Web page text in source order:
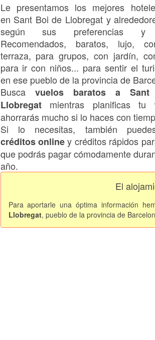
Le presentamos los mejores
en Sant Boi de Llobregat y
según sus preferencias y
Recomendados, baratos, lujo,
terraza, para grupos, con jardín,
para ir con niños... para sentir el
en ese pueblo de la provincia de
Busca vuelos baratos a
Llobregatmientras planificas tu
ahorrarás mucho si lo haces con
Si lo necesitas, también
créditos onliney créditos rápidos
que podrás pagar cómodamente
año.
El
Para aportarle una óptima información
Llobregat, pueblo de la provincia de